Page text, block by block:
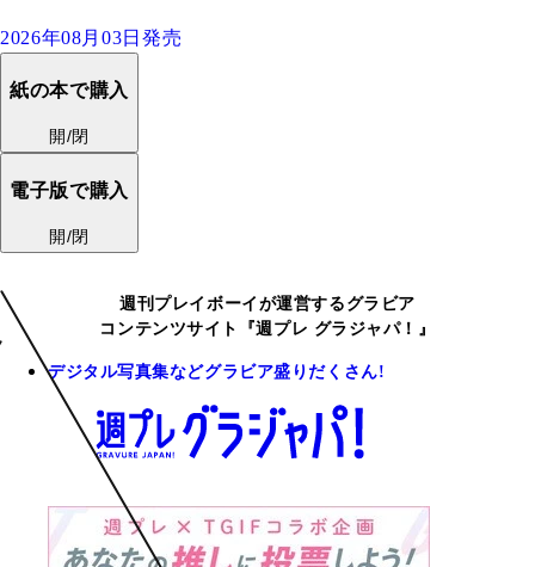
2026年08月03日発売
紙の本で購入
開/閉
電子版で購入
開/閉
週刊プレイボーイが運営するグラビア
コンテンツサイト『週プレ グラジャパ！』
デジタル写真集などグラビア盛りだくさん!